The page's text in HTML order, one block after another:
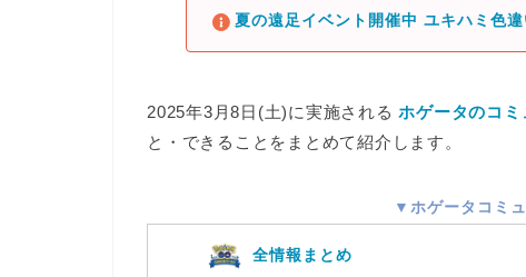
夏の遠足イベント開催中 ユキハミ色
2025年3月8日(土)に実施される ホゲータのコミ
と・できること をまとめて紹介します。
▼ホゲータコミ
全情報まとめ